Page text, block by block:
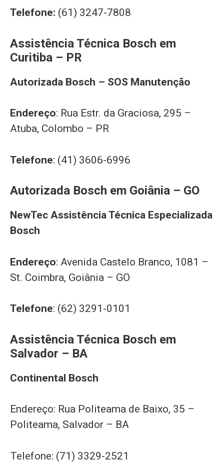
Telefone: (61) 3247-7808
Assistência Técnica Bosch em
Curitiba – PR
Autorizada Bosch – SOS Manutenção
Endereço: Rua Estr. da Graciosa, 295 –
Atuba, Colombo – PR
Telefone: (41) 3606-6996
Autorizada Bosch em Goiânia – GO
NewTec Assistência Técnica Especializada
Bosch
Endereço: Avenida Castelo Branco, 1081 –
St. Coimbra, Goiânia – GO
Telefone: (62) 3291-0101
Assistência Técnica Bosch em
Salvador – BA
Continental Bosch
Endereço: Rua Politeama de Baixo, 35 –
Politeama, Salvador – BA
Telefone: (71) 3329-2521